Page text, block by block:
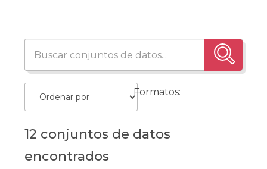
12 conjuntos de datos
encontrados
Formatos: